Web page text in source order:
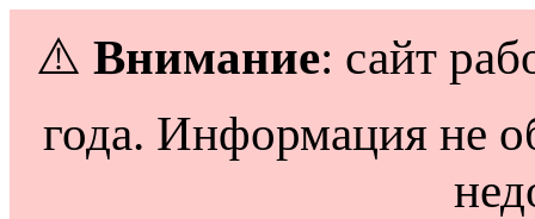
⚠️ Внимание: сайт
года. Информация не